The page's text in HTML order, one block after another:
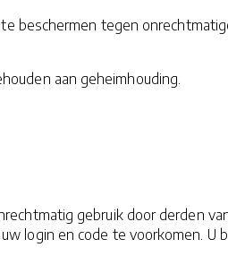
beschermen tegen
aan geheimhouding.
gebruik door derden
login en code te voorkomen. U